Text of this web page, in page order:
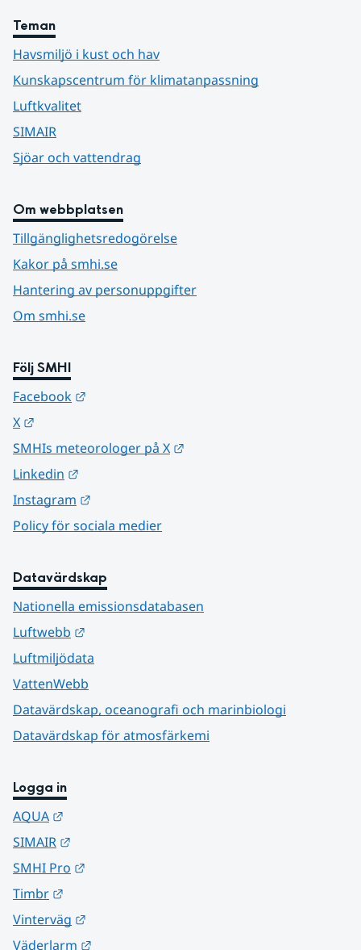
Teman
Havsmiljö i kust och hav
Kunskapscentrum för klimatanpassning
Luftkvalitet
SIMAIR
Sjöar och vattendrag
Om webbplatsen
Tillgänglighetsredogörelse
Kakor på smhi.se
Hantering av personuppgifter
Om smhi.se
Följ SMHI
Facebook
X
SMHIs meteorologer på X
Linkedin
Instagram
Policy för sociala medier
Datavärdskap
Nationella emissionsdatabasen
Luftwebb
Luftmiljödata
VattenWebb
Datavärdskap, oceanografi och marinbiologi
Datavärdskap för atmosfärkemi
Logga in
AQUA
SIMAIR
SMHI Pro
Timbr
Vinterväg
Väderlarm